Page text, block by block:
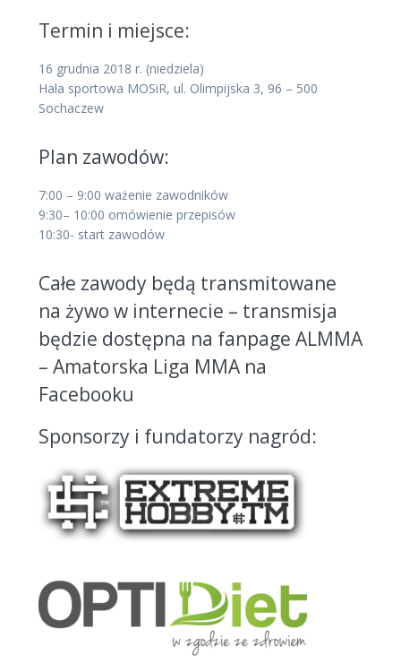
Termin i miejsce:
16 grudnia 2018 r. (niedziela)
Hala sportowa MOSiR, ul. Olimpijska 3, 96 – 500
Sochaczew
Plan zawodów:
7:00 – 9:00 ważenie zawodników
9:30– 10:00 omówienie przepisów
10:30- start zawodów
Całe zawody będą transmitowane
na żywo w internecie – transmisja
będzie dostępna na fanpage ALMMA
– Amatorska Liga MMA na
Facebooku
Sponsorzy i fundatorzy nagród: